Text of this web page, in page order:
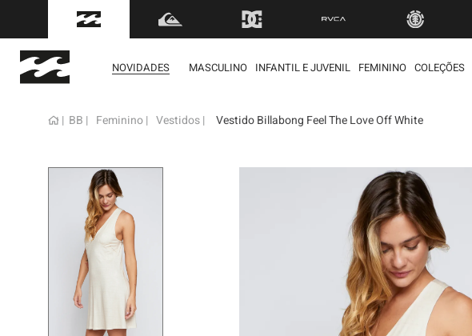
FRETE GRÁTISpara todo Brasil nas compras
NOVIDADES MASCULINO INFANTIL E JUVENIL FEMININO COLEÇÕES
BB Feminino Vestidos Vestido Billabong Feel The Love Off White
termos mais buscados
regata
boardshort
camiseta
bermuda
jaqueta